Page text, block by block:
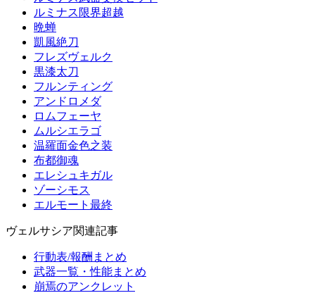
ルミナス限界超越
晩蝉
凱風絶刀
フレズヴェルク
黒漆太刀
フルンティング
アンドロメダ
ロムフェーヤ
ムルシエラゴ
温羅面金色之装
布都御魂
エレシュキガル
ゾーシモス
エルモート最終
ヴェルサシア関連記事
行動表/報酬まとめ
武器一覧・性能まとめ
崩焉のアンクレット